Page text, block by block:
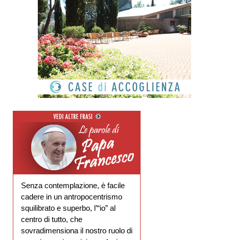
Senza contemplazione, è facile
cadere in un antropocentrismo
squilibrato e superbo, l’“io” al
centro di tutto, che
sovradimensiona il nostro ruolo di